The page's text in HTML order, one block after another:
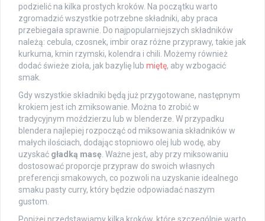
podzielić na kilka prostych kroków. Na początku warto
zgromadzić wszystkie potrzebne składniki, aby praca
przebiegała sprawnie. Do najpopularniejszych składników
należą: cebula, czosnek, imbir oraz różne przyprawy, takie jak
kurkuma, kmin rzymski, kolendra i chili. Możemy również
dodać świeże zioła, jak bazylię lub miętę, aby wzbogacić
smak.
Gdy wszystkie składniki będą już przygotowane, następnym
krokiem jest ich zmiksowanie. Można to zrobić w
tradycyjnym moździerzu lub w blenderze. W przypadku
blendera najlepiej rozpocząć od miksowania składników w
małych ilościach, dodając stopniowo olej lub wodę, aby
uzyskać gładką masę . Ważne jest, aby przy miksowaniu
dostosować proporcje przypraw do swoich własnych
preferencji smakowych, co pozwoli na uzyskanie idealnego
smaku pasty curry, który będzie odpowiadać naszym
gustom.
Poniżej przedstawiamy kilka kroków, które szczególnie warto